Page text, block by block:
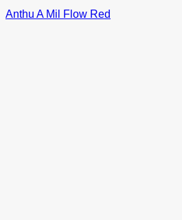
Anthu A Mil Flow Red